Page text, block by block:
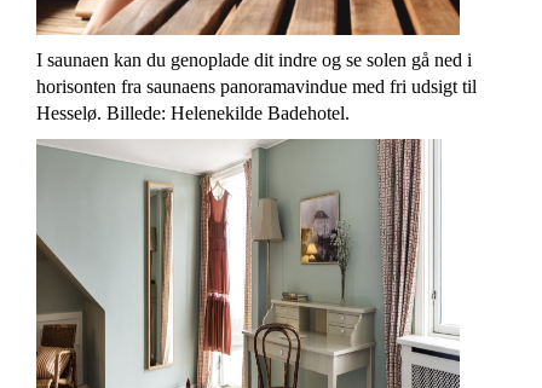
I saunaen kan du genoplade dit indre og se solen gå ned i
horisonten fra saunaens panoramavindue med fri udsigt til
Hesselø. Billede: Helenekilde Badehotel.